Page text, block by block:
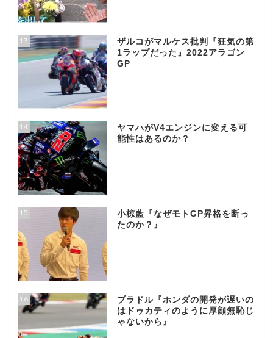
13
ザルコがマルケス批判『狂気の第
1ラップだった』2022アラゴン
GP
14
ヤマハがV4エンジンに変える可
能性はあるのか？
15
小椋藍『なぜモトGP昇格を断っ
たのか？』
16
ブラドル『ホンダの開発が遅いの
はドゥカティのように厚顔無恥じ
ゃないから』